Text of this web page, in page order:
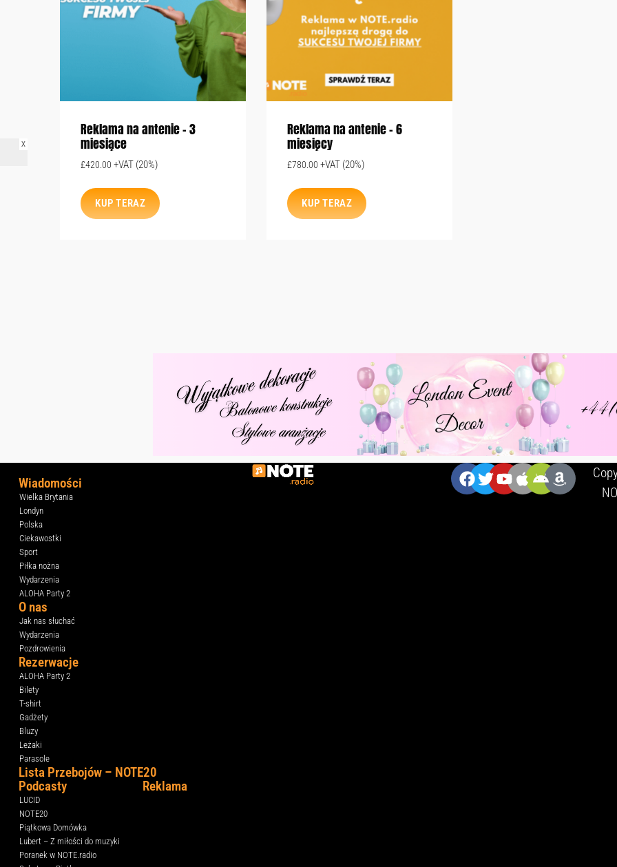
Reklama na antenie – 3
miesiące
£420.00 +VAT (20%)
KUP TERAZ
Reklama na antenie – 6
miesięcy
£780.00 +VAT (20%)
KUP TERAZ
Wiadomości
Wielka Brytania
Londyn
Polska
Ciekawostki
Sport
Piłka nożna
Wydarzenia
ALOHA Party 2
O nas
Jak nas słuchać
Wydarzenia
Pozdrowienia
Rezerwacje
ALOHA Party 2
Bilety
T-shirt
Gadżety
Bluzy
Leżaki
Parasole
Lista Przebojów – NOTE20
Podcasty
LUCID
NOTE20
Piątkowa Domówka
Lubert – Z miłości do muzyki
Poranek w NOTE.radio
Reklama
X